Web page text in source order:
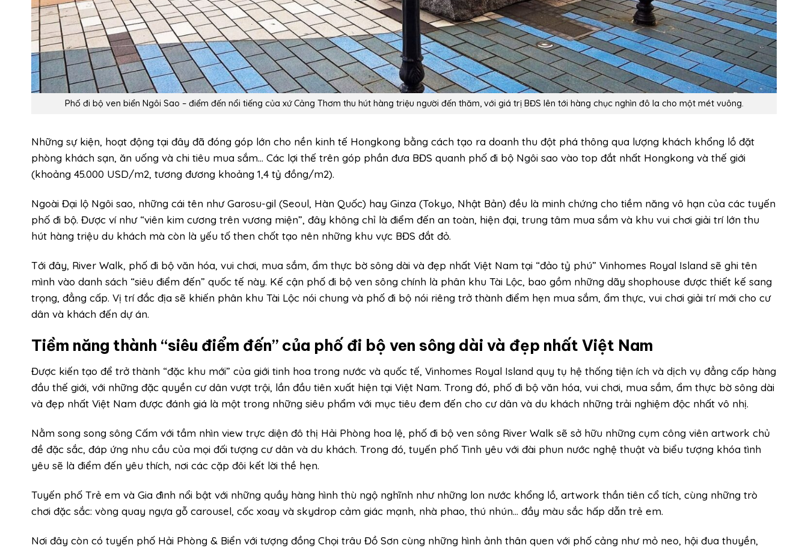
Phố đi bộ ven biển Ngôi Sao – điểm đến nổi tiếng của xứ Cảng Thơm thu hút hàng triệu người đến thăm, với giá trị BĐS lên tới hàng chục nghìn đô la cho một mét vuông.
Những sự kiện, hoạt động tại đây đã đóng góp lớn cho nền kinh tế Hongkong bằng cách tạo ra doanh thu đột phá thông qua lượng khách khổng lồ đặt
phòng khách sạn, ăn uống và chi tiêu mua sắm… Các lợi thế trên góp phần đưa BĐS quanh phố đi bộ Ngôi sao vào top đắt nhất Hongkong và thế giới
(khoảng 45.000 USD/m2, tương đương khoảng 1,4 tỷ đồng/m2).
Ngoài Đại lộ Ngôi sao, những cái tên như Garosu-gil (Seoul, Hàn Quốc) hay Ginza (Tokyo, Nhật Bản) đều là minh chứng cho tiềm năng vô hạn của các tuyến
phố đi bộ. Được ví như “viên kim cương trên vương miện”, đây không chỉ là điểm đến an toàn, hiện đại, trung tâm mua sắm và khu vui chơi giải trí lớn thu
hút hàng triệu du khách mà còn là yếu tố then chốt tạo nên những khu vực BĐS đắt đỏ.
Tới đây, River Walk, phố đi bộ văn hóa, vui chơi, mua sắm, ẩm thực bờ sông dài và đẹp nhất Việt Nam tại “đảo tỷ phú” Vinhomes Royal Island sẽ ghi tên
mình vào danh sách “siêu điểm đến” quốc tế này. Kế cận phố đi bộ ven sông chính là phân khu Tài Lộc, bao gồm những dãy shophouse được thiết kế sang
trọng, đẳng cấp. Vị trí đắc địa sẽ khiến phân khu Tài Lộc nói chung và phố đi bộ nói riêng trở thành điểm hẹn mua sắm, ẩm thực, vui chơi giải trí mới cho cư
dân và khách đến dự án.
Tiềm năng thành “siêu điểm đến” của phố đi bộ ven sông dài và đẹp nhất Việt Nam
Được kiến tạo để trở thành “đặc khu mới” của giới tinh hoa trong nước và quốc tế, Vinhomes Royal Island quy tụ hệ thống tiện ích và dịch vụ đẳng cấp hàng
đầu thế giới, với những đặc quyền cư dân vượt trội, lần đầu tiên xuất hiện tại Việt Nam. Trong đó, phố đi bộ văn hóa, vui chơi, mua sắm, ẩm thực bờ sông dài
và đẹp nhất Việt Nam được đánh giá là một trong những siêu phẩm với mục tiêu đem đến cho cư dân và du khách những trải nghiệm độc nhất vô nhị.
Nằm song song sông Cấm với tầm nhìn view trực diện đô thị Hải Phòng hoa lệ, phố đi bộ ven sông River Walk sẽ sở hữu những cụm công viên artwork chủ
đề đặc sắc, đáp ứng nhu cầu của mọi đối tượng cư dân và du khách. Trong đó, tuyến phố Tình yêu với đài phun nước nghệ thuật và biểu tượng khóa tình
yêu sẽ là điểm đến yêu thích, nơi các cặp đôi kết lời thề hẹn.
Tuyến phố Trẻ em và Gia đình nổi bật với những quầy hàng hình thù ngộ nghĩnh như những lon nước khổng lồ, artwork thần tiên cổ tích, cùng những trò
chơi đặc sắc: vòng quay ngựa gỗ carousel, cốc xoay và skydrop cảm giác mạnh, nhà phao, thú nhún… đầy màu sắc hấp dẫn trẻ em.
Nơi đây còn có tuyến phố Hải Phòng & Biển với tượng đồng Chọi trâu Đồ Sơn cùng những hình ảnh thân quen với phố cảng như mỏ neo, hội đua thuyền,